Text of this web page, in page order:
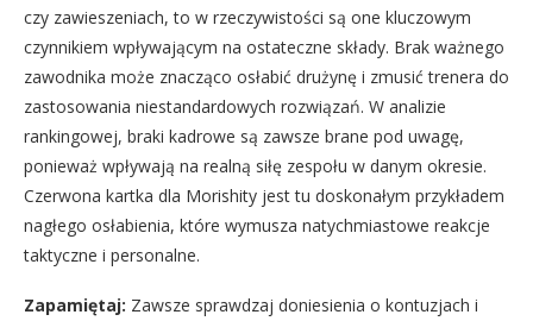
czy zawieszeniach, to w rzeczywistości są one kluczowym
czynnikiem wpływającym na ostateczne składy. Brak ważnego
zawodnika może znacząco osłabić drużynę i zmusić trenera do
zastosowania niestandardowych rozwiązań. W analizie
rankingowej, braki kadrowe są zawsze brane pod uwagę,
ponieważ wpływają na realną siłę zespołu w danym okresie.
Czerwona kartka dla Morishity jest tu doskonałym przykładem
nagłego osłabienia, które wymusza natychmiastowe reakcje
taktyczne i personalne.
Zapamiętaj: Zawsze sprawdzaj doniesienia o kontuzjach i